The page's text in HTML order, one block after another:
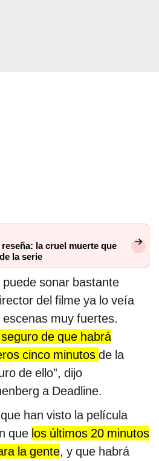
la cruel muerte que
la serie
sonar bastante
del filme ya lo veía
muy fuertes.
de que habrá
cinco minutos de la
de ello”, dijo
a Deadline.
han visto la película
que los últimos 20 minutos
la gente, y que habrá